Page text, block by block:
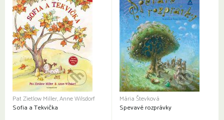
Pat Zietlow Miller, Anne Wilsdorf
Sofia a Tekvička
Mária Števková
Spevavé rozprávky